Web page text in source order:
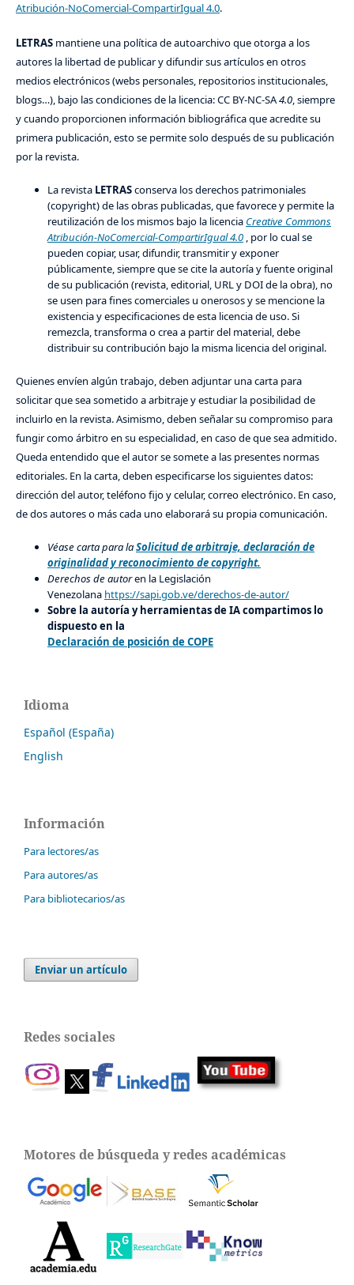
Atribución-NoComercial-CompartirIgual 4.0.
LETRASmantiene una política de autoarchivo que otorga a los
autores la libertad de publicar y difundir sus artículos en otros
medios electrónicos (webs personales, repositorios institucionales,
blogs…), bajo las condiciones de la licencia: CC BY-NC-SA4.0, siempre
y cuando proporcionen información bibliográfica que acredite su
primera publicación, esto se permite solo después de su publicación
por la revista.
La revista LETRASconserva los derechos patrimoniales
(copyright) de las obras publicadas, que favorece y permite la
reutilización de los mismos bajo la licencia Creative Commons
Atribución-NoComercial-CompartirIgual 4.0, por lo cual se
pueden copiar, usar, difundir, transmitir y exponer
públicamente, siempre que se cite la autoría y fuente original
de su publicación (revista, editorial, URL y DOI de la obra), no
se usen para fines comerciales u onerosos y se mencione la
existencia y especificaciones de esta licencia de uso. Si
remezcla, transforma o crea a partir del material, debe
distribuir su contribución bajo la misma licencia del original.
Quienes envíen algún trabajo, deben adjuntar una carta para
solicitar que sea sometido a arbitraje y estudiar la posibilidad de
incluirlo en la revista. Asimismo, deben señalar su compromiso para
fungir como árbitro en su especialidad, en caso de que sea admitido.
Queda entendido que el autor se somete a las presentes normas
editoriales. En la carta, deben especificarse los siguientes datos:
dirección del autor, teléfono fijo y celular, correo electrónico. En caso,
de dos autores o más cada uno elaborará su propia comunicación.
Véase carta para laSolicitud de arbitraje, declaración de
originalidad y reconocimiento de copyright.
Derechos de autoren la Legislación
Venezolana https://sapi.gob.ve/derechos-de-autor/
Sobre la autoría y herramientas de IA compartimos lo
dispuesto en la
Declaración de posición de COPE
Idioma
Español (España)
English
Información
Para lectores/as
Para autores/as
Para bibliotecarios/as
Enviar un artículo
Redes sociales
Motores de búsqueda y redes académicas